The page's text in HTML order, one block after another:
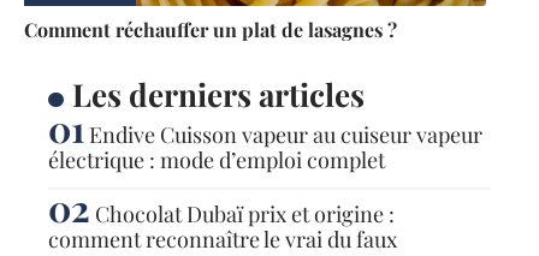
Comment réchauffer un plat de lasagnes ?
Les derniers articles
Endive Cuisson vapeur au cuiseur vapeur
électrique : mode d’emploi complet
Chocolat Dubaï prix et origine :
comment reconnaître le vrai du faux